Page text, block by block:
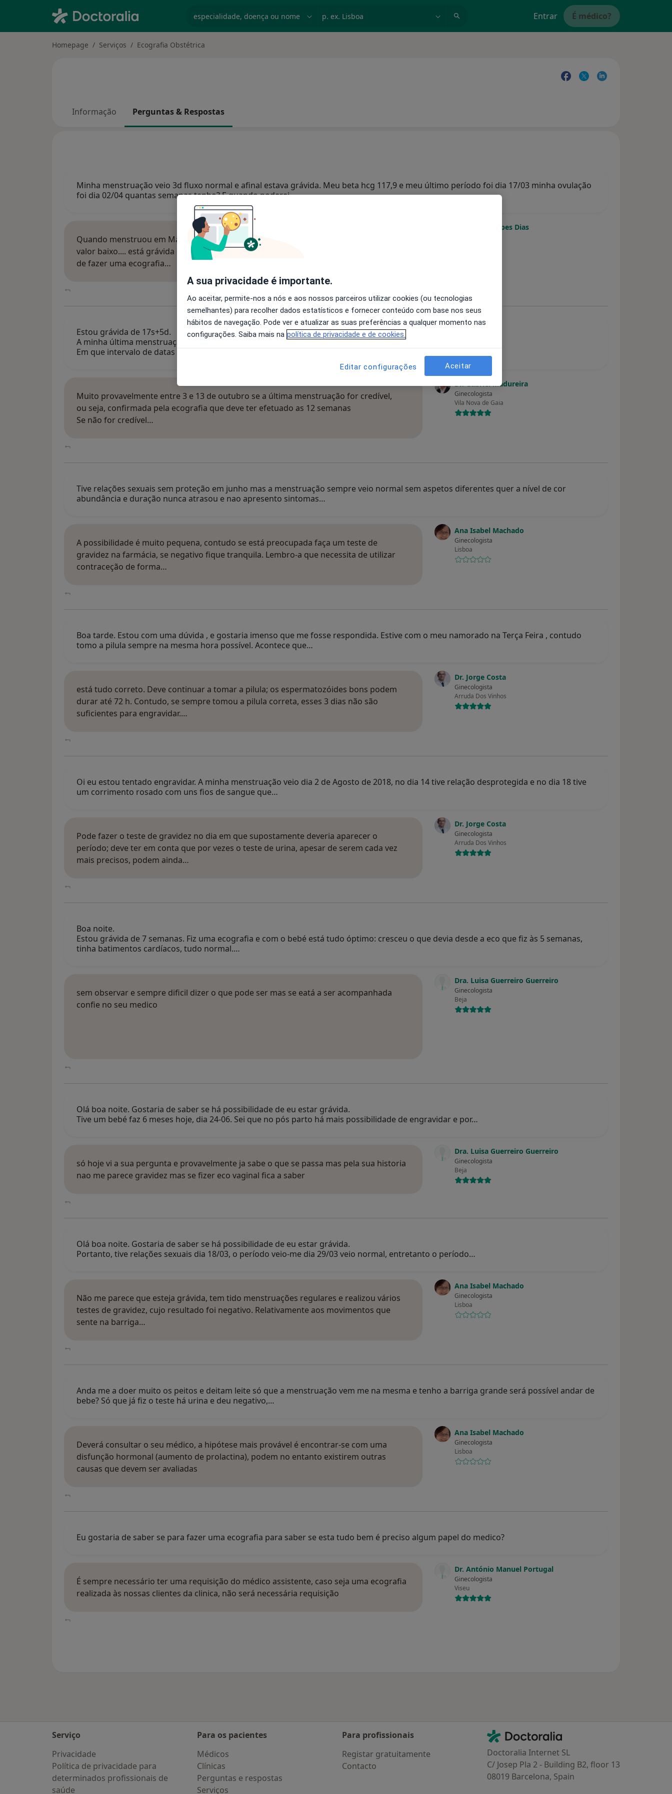
Entrar É médico?
Homepage Serviços Ecografia Obstétrica
Informação Perguntas & Respostas
Minha menstruação veio 3d fluxo normal e afinal estava grávida. Meu beta hcg 117,9 e meu último período foi dia 17/03 minha ovulação
foi dia 02/04 quantas semanas tenho? E quando poderei…
Dra. Ivone Lopes Dias
Quando menstruou em Março ainda não estava grávida.O valor da beta Hcg é ainda um
valor baixo.... está grávida de pouco tempo. Para determinar o tempo de gravidez tem
de fazer uma ecografia…
Estou grávida de 17s+5d.
A minha última menstruação foi no dia 23 de setembro.
Em que intervalo de datas posso ter engravidado?
Dr. Gabriel Madureira
Ginecologista
Vila Nova de Gaia
Muito provavelmente entre 3 e 13 de outubro se a última menstruação for credível,
ou seja, confirmada pela ecografia que deve ter efetuado as 12 semanas
Se não for credível…
Tive relações sexuais sem proteção em junho mas a menstruação sempre veio normal sem aspetos diferentes quer a nível de cor
abundância e duração nunca atrasou e nao apresento sintomas…
Ana Isabel Machado
Ginecologista
Lisboa
A possibilidade é muito pequena, contudo se está preocupada faça um teste de
gravidez na farmácia, se negativo fique tranquila. Lembro-a que necessita de utilizar
contraceção de forma…
Boa tarde. Estou com uma dúvida , e gostaria imenso que me fosse respondida. Estive com o meu namorado na Terça Feira , contudo
tomo a pilula sempre na mesma hora possível. Acontece que…
Dr. Jorge Costa
Ginecologista
Arruda Dos Vinhos
está tudo correto. Deve continuar a tomar a pilula; os espermatozóides bons podem
durar até 72 h. Contudo, se sempre tomou a pilula correta, esses 3 dias não são
suficientes para engravidar.…
Oi eu estou tentado engravidar. A minha menstruação veio dia 2 de Agosto de 2018, no dia 14 tive relação desprotegida e no dia 18 tive
um corrimento rosado com uns fios de sangue que…
Dr. Jorge Costa
Ginecologista
Arruda Dos Vinhos
Pode fazer o teste de gravidez no dia em que supostamente deveria aparecer o
período; deve ter em conta que por vezes o teste de urina, apesar de serem cada vez
mais precisos, podem ainda…
Boa noite.
Estou grávida de 7 semanas. Fiz uma ecografia e com o bebé está tudo óptimo: cresceu o que devia desde a eco que fiz às 5 semanas,
tinha batimentos cardíacos, tudo normal.…
Dra. Luisa Guerreiro Guerreiro
Ginecologista
Beja
sem observar e sempre dificil dizer o que pode ser mas se eatá a ser acompanhada
confie no seu medico
Olá boa noite. Gostaria de saber se há possibilidade de eu estar grávida.
Tive um bebé faz 6 meses hoje, dia 24-06. Sei que no pós parto há mais possibilidade de engravidar e por…
Dra. Luisa Guerreiro Guerreiro
Ginecologista
Beja
só hoje vi a sua pergunta e provavelmente ja sabe o que se passa mas pela sua historia
nao me parece gravidez mas se fizer eco vaginal fica a saber
Olá boa noite. Gostaria de saber se há possibilidade de eu estar grávida.
Portanto, tive relações sexuais dia 18/03, o período veio-me dia 29/03 veio normal, entretanto o período…
Ana Isabel Machado
Ginecologista
Lisboa
Não me parece que esteja grávida, tem tido menstruações regulares e realizou vários
testes de gravidez, cujo resultado foi negativo. Relativamente aos movimentos que
sente na barriga…
Anda me a doer muito os peitos e deitam leite só que a menstruação vem me na mesma e tenho a barriga grande será possível andar de
bebe? Só que já fiz o teste há urina e deu negativo,…
Ana Isabel Machado
Ginecologista
Lisboa
Deverá consultar o seu médico, a hipótese mais provável é encontrar-se com uma
disfunção hormonal (aumento de prolactina), podem no entanto existirem outras
causas que devem ser avaliadas
Eu gostaria de saber se para fazer uma ecografia para saber se esta tudo bem é preciso algum papel do medico?
Dr. António Manuel Portugal
Ginecologista
Viseu
É sempre necessário ter uma requisição do médico assistente, caso seja uma ecografia
realizada às nossas clientes da clinica, não será necessária requisição
Serviço
Privacidade
Política de privacidade para
determinados profissionais de
saúde
Para os pacientes
Médicos
Clínicas
Perguntas e respostas
Serviços
Para profissionais
Registar gratuitamente
Contacto
Contacto
Doctoralia - Homepage
Doctoralia Internet SL
C/ Josep Pla 2 - Building B2, floor 13
08019 Barcelona, Spain
A sua privacidade é importante.
Ao aceitar, permite-nos a nós e aos nossos parceiros utilizar cookies (ou tecnologias
semelhantes) para recolher dados estatísticos e fornecer conteúdo com base nos seus
hábitos de navegação. Pode ver e atualizar as suas preferências a qualquer momento nas
configurações. Saiba mais na política de privacidade e de cookies.
Editar configurações Aceitar